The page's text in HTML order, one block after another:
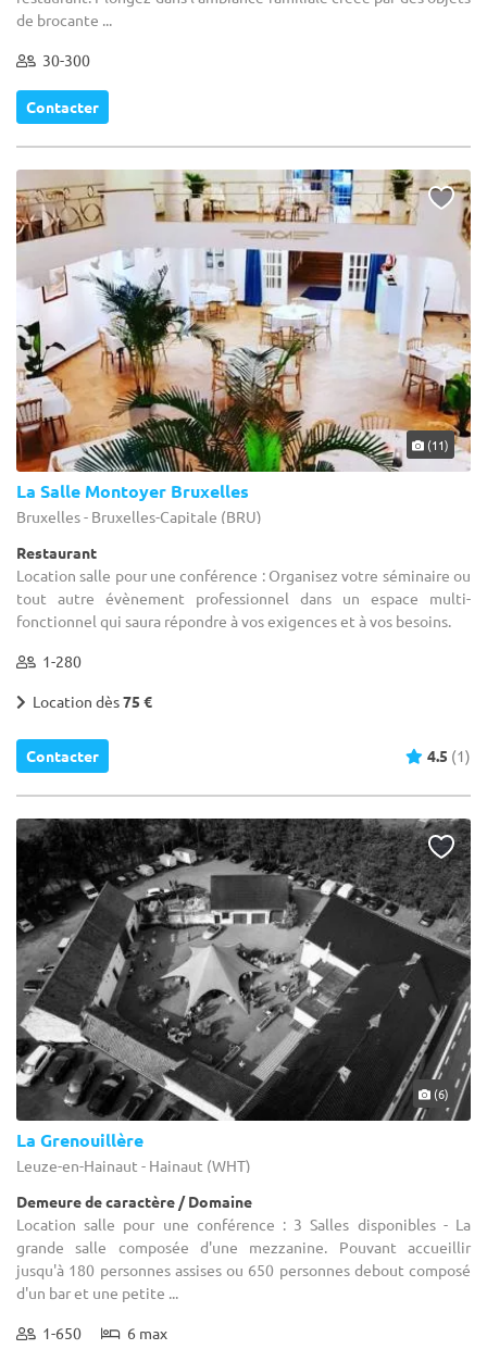
de brocante ...
30-300
Contacter
(11)
La Salle Montoyer Bruxelles
Bruxelles - Bruxelles-Capitale (BRU)
Restaurant
Location salle pour une conférence : Organisez votre séminaire ou
tout autre évènement professionnel dans un espace multi-
fonctionnel qui saura répondre à vos exigences et à vos besoins.
1-280
Location dès75 €
Contacter 4.5 (1)
(6)
La Grenouillère
Leuze-en-Hainaut - Hainaut (WHT)
Demeure de caractère / Domaine
Location salle pour une conférence : 3 Salles disponibles - La
grande salle composée d'une mezzanine. Pouvant accueillir
jusqu'à 180 personnes assises ou 650 personnes debout composé
d'un bar et une petite ...
1-650 6 max